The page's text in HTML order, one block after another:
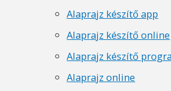
Alaprajz készítő app
Alaprajz készítő online
Alaprajz készítő
Alaprajz online